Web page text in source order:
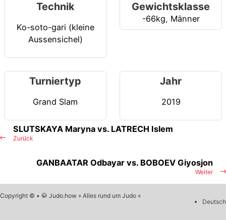
Technik
Ko-soto-gari (kleine
Aussensichel)
Gewichtsklasse
-66kg, Männer
Turniertyp
Grand Slam
Jahr
2019
Zurück
SLUTSKAYA Maryna vs. LATRECH Islem
Weiter
GANBAATAR Odbayar vs. BOBOEV Giyosjon
Copyright © • 🥋 Judo.how » Alles rund um Judo «
Deutsch